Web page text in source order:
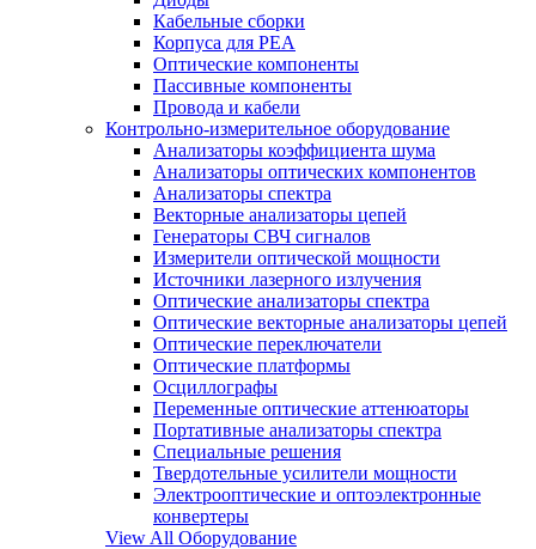
Кабельные сборки
Корпуса для РЕА
Оптические компоненты
Пассивные компоненты
Провода и кабели
Контрольно-измерительное оборудование
Анализаторы коэффициента шума
Анализаторы оптических компонентов
Анализаторы спектра
Векторные анализаторы цепей
Генераторы СВЧ сигналов
Измерители оптической мощности
Источники лазерного излучения
Оптические анализаторы спектра
Оптические векторные анализаторы цепей
Оптические переключатели
Оптические платформы
Осциллографы
Переменные оптические аттенюаторы
Портативные анализаторы спектра
Специальные решения
Твердотельные усилители мощности
Электрооптические и оптоэлектронные
конвертеры
View All Оборудование